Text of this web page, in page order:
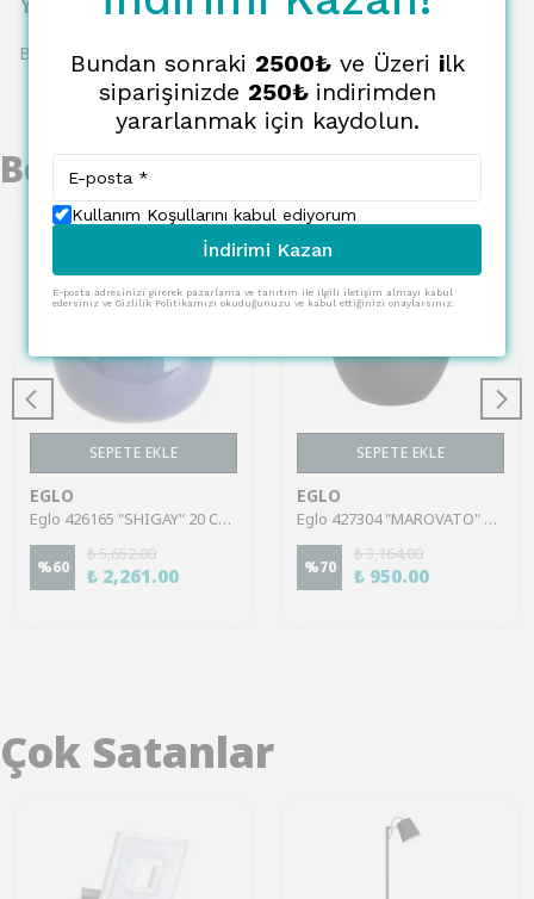
Bu ürün için henüz yorum yapılmamış.
Benzer Ürünler
SEPETE EKLE
EGLO
Eglo 426165 "SHIGAY" 20 Cm Yüksekliğinde 19 Cm Çapında Mavi Nar Dekoratif Obje
%60
₺ 5,652.00
₺ 2,261.00
SEPETE EKLE
EGLO
Eglo 427304 "MAROVATO" 12,5 Cm Yüksekliğinde Alüminyum Dekoratif Obje Biblo
%70
₺ 3,164.00
₺ 950.00
Çok Satanlar
Bundan sonraki 2500₺ve Üzeri ilk
siparişinizde 250₺ indirimden
yararlanmak için kaydolun.
Kullanım Koşullarını kabul ediyorum
İndirimi Kazan
E-posta adresinizi girerek pazarlama ve tanıtım ile ilgili iletişim almayı kabul
edersiniz ve Gizlilik Politikamızı okuduğunuzu ve kabul ettiğinizi onaylarsınız.